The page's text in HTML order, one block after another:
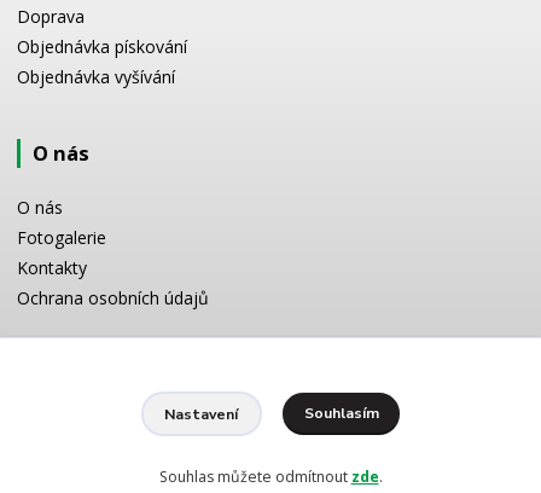
Doprava
Objednávka pískování
Objednávka vyšívání
O nás
O nás
Fotogalerie
Kontakty
Ochrana osobních údajů
Potřebujete poradit s výběrem? Neváhejte se zeptat:
+420 728 772 566
info@reklamnipiskovani.cz
Nastavení Souhlasím
Souhlas můžete odmítnout zde.